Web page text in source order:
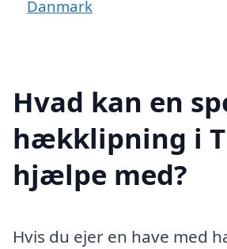
Danmark
Hvad kan en
hækklipning i
hjælpe med?
Hvis du ejer en have med